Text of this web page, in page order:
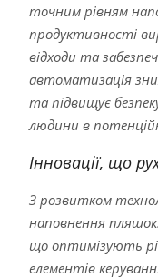
точним рівням
продуктивності
відходи та
автоматизація
та підвищує
людини в
Інновації, що
З розвитком
наповнення
що оптимізують
елементів